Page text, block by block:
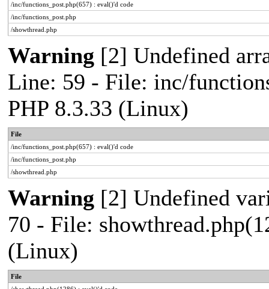
/inc/functions_post.php(657) : eval()'d code
/inc/functions_post.php
/showthread.php
Warning [2] Undefined
Line: 59 - File: inc/
PHP 8.3.33 (Linux)
File
/inc/functions_post.php(657) : eval()'d code
/inc/functions_post.php
/showthread.php
Warning [2] Undefined
70 - File:
(Linux)
File